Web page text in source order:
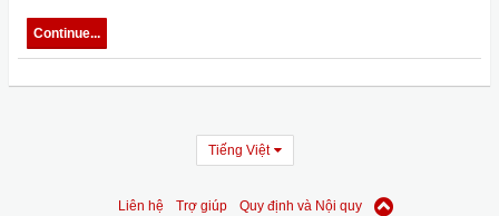
Continue...
Tiếng Việt
Liên hệ Trợ giúp Quy định và Nội quy